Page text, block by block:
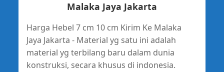
Malaka Jaya Jakarta
Harga Hebel 7 cm 10 cm Kirim Ke Malaka
Jaya Jakarta - Material yg satu ini adalah
material yg terbilang baru dalam dunia
konstruksi, secara khusus di indonesia.